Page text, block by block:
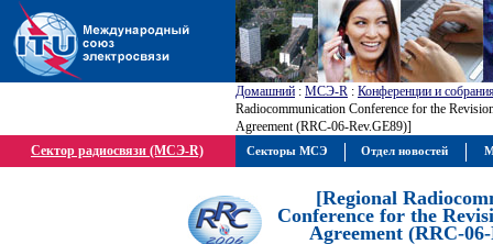
Домашний : МСЭ-R : Конференции и
Radiocommunication Conference for the
Agreement (RRC-06-Rev.GE89)]
Сектор радиосвязи (МСЭ-R)
[Regional
Conference for the
Agreement (RRC-
Секторы МСЭ Отдел новостей